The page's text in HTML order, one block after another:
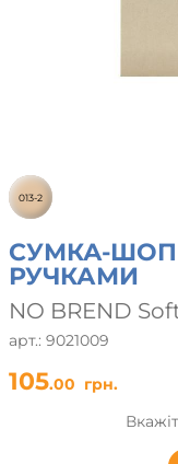
013-2
СУМКА-
РУЧКАМИ
NO BREND
арт.: 9021009
105.00 грн.